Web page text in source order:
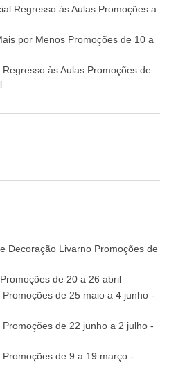
Regresso às Aulas Promoções a
por Menos Promoções de 10 a
às Aulas Promoções de
Decoração Livarno Promoções de
de 20 a 26 abril
de 25 maio a 4 junho -
de 22 junho a 2 julho -
de 9 a 19 março -